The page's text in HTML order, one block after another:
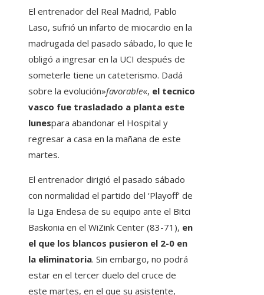
El entrenador del Real Madrid, Pablo
Laso, sufrió un infarto de miocardio en la
madrugada del pasado sábado, lo que le
obligó a ingresar en la UCI después de
someterle tiene un cateterismo. Dadá
sobre la evolución»favorable«, el tecnico
vasco fue trasladado a planta este
lunespara abandonar el Hospital y
regresar a casa en la mañana de este
martes.
El entrenador dirigió el pasado sábado
con normalidad el partido del ‘Playoff’ de
la Liga Endesa de su equipo ante el Bitci
Baskonia en el WiZink Center (83-71), en
el que los blancos pusieron el 2-0 en
la eliminatoria. Sin embargo, no podrá
estar en el tercer duelo del cruce de
este martes, en el que su asistente,